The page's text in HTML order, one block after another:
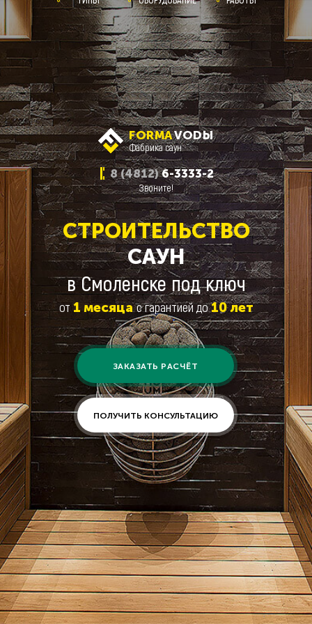
FORMAVODЫ
ЗАКАЗАТЬ РАСЧЁТ
8 (4812)6-3333-2
Звоните!
СТРОИТЕЛЬСТВО
САУН
в Смоленске под ключ
от1месяцас гарантией до10лет
Фабрика саун
ПОЛУЧИТЬ КОНСУЛЬТАЦИЮ